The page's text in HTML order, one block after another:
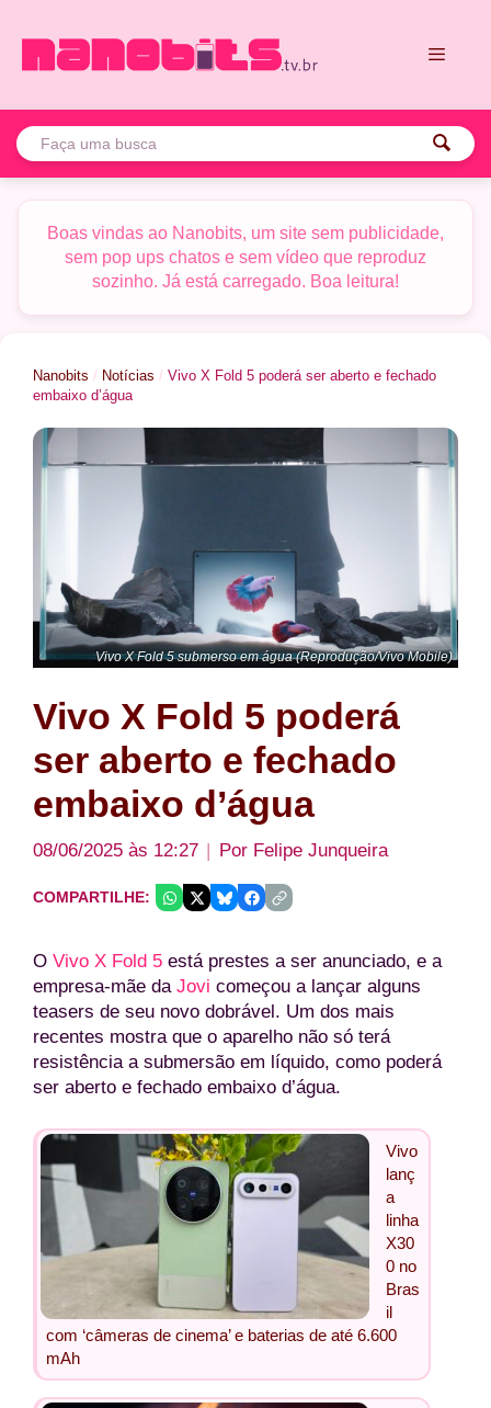
para
Boas vindas ao Nanobits, um site sem publicidade,
sem pop ups chatos e sem vídeo que reproduz
sozinho. Já está carregado. Boa leitura!
Nanobits / Notícias / Vivo X Fold 5 poderá ser aberto e fechado
embaixo d’água
Vivo X Fold 5 submerso em água (Reprodução/Vivo Mobile)
Vivo X Fold 5 poderá
ser aberto e fechado
embaixo d’água
08/06/2025 às 12:27 Por Felipe Junqueira
COMPARTILHE:
O Vivo X Fold 5 está prestes a ser anunciado, e a
empresa-mãe da Jovi começou a lançar alguns
teasers de seu novo dobrável. Um dos mais
recentes mostra que o aparelho não só terá
resistência a submersão em líquido, como poderá
ser aberto e fechado embaixo d’água.
Vivo
lanç
a
linha
X30
0 no
Bras
il
com ‘câmeras de cinema’ e baterias de até 6.600
mAh